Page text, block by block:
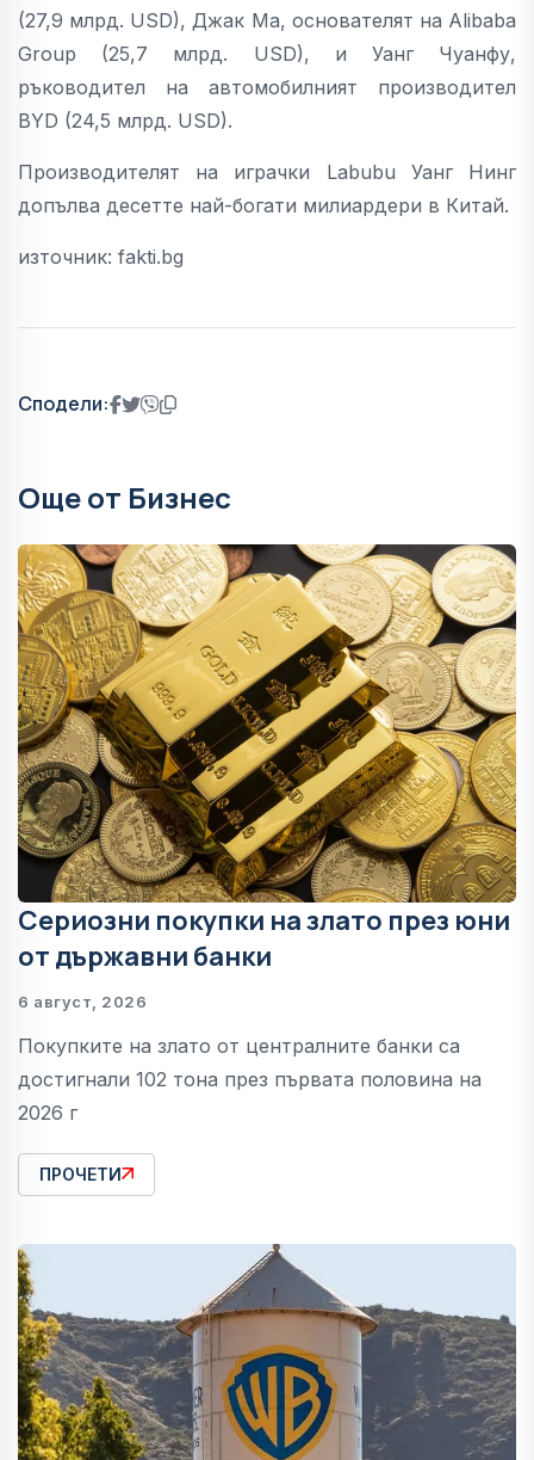
(27,9 млрд. USD), Джак Ма, основателят на Alibaba
Group (25,7 млрд. USD), и Уанг Чуанфу,
ръководител на автомобилният производител
BYD (24,5 млрд. USD).
Производителят на играчки Labubu Уанг Нинг
допълва десетте най-богати милиардери в Китай.
източник: fakti.bg
Сподели:
Още от Бизнес
Сериозни покупки на злато през юни
от държавни банки
6 август, 2026
Покупките на злато от централните банки са
достигнали 102 тона през първата половина на
2026 г
ПРОЧЕТИ